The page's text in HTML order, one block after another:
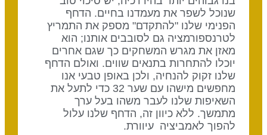
שנוכל לשפר את מעמדנו בחיים. הדחף
הפנימי שלנו "להתקדם" מספק את התמריץ
לטרנספורמציה גם לסובבים אותנו; הוא
מאזן את מגרש המשחקים כך שגם אחרים
יוכלו להתחרות בתנאים שווים. ואולם הדחף
שלנו זקוק להנחיה, ולכן באופן טבעי אנו
מחפשים מישהו עם שער 32 כדי לתעל את
השאיפות שלנו לעבר משהו בעל ערך
מתמשך. ללא כיוון זה, הדחף שלנו עלול
להפוך לאמביציה עיוורת.